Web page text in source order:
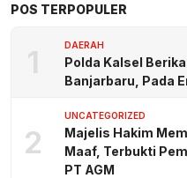
POS TERPOPULER
1 DAERAH
Polda Kalsel
Banjarbaru, Pada
2
UNCATEGORIZED
Majelis Hakim
Maaf, Terbukti
PT AGM